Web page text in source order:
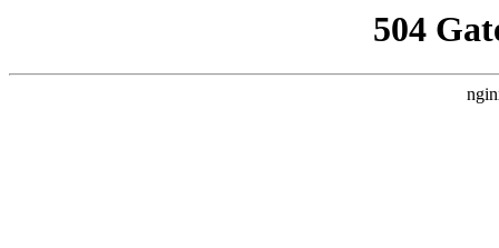
504